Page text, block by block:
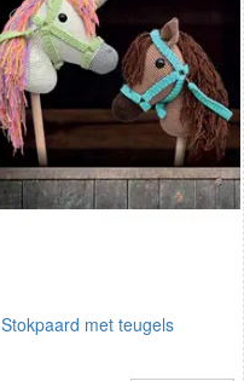
Stokpaard met teugels